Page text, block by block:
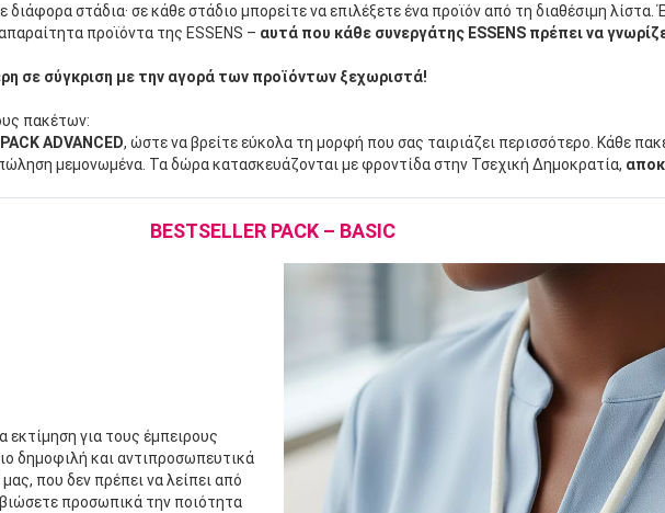
στάδια· σε κάθε στάδιο μπορείτε να επιλέξετε ένα προϊόν από τη διαθέσιμη λίστα.
προϊόντα της ESSENS – αυτά που κάθε συνεργάτης ESSENS πρέπει να
σε σύγκριση με την αγορά των προϊόντων ξεχωριστά!
πακέτων:
ADVANCED, ώστε να βρείτε εύκολα τη μορφή που σας ταιριάζει περισσότερο. Κάθε
μεμονωμένα. Τα δώρα κατασκευάζονται με φροντίδα στην Τσεχική Δημοκρατία,
BESTSELLER PACK – BASIC
εκτίμηση για τους έμπειρους
δημοφιλή και αντιπροσωπευτικά
που δεν πρέπει να λείπει από
προσωπικά την ποιότητα